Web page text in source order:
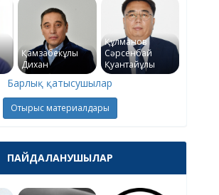
Қамзабекұлы
Дихан
Құлманов
Сәрсенбай
Қуантайұлы
Барлық қатысушылар
Отырыс материалдары
ПАЙДАЛАНУШЫЛАР